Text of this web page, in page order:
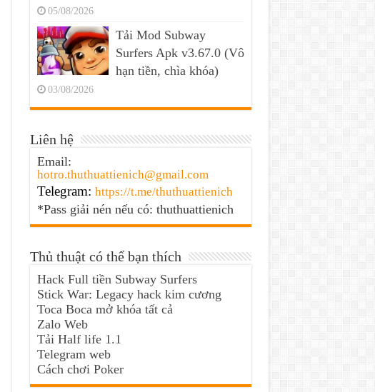
05/08/2026
Tải Mod Subway
Surfers Apk v3.67.0 (Vô
hạn tiền, chìa khóa)
03/08/2026
Liên hệ
Email:
hotro.thuthuattienich@gmail.com
Telegram: https://t.me/thuthuattienich
*Pass giải nén nếu có: thuthuattienich
Thủ thuật có thể bạn thích
Hack Full tiền Subway Surfers
Stick War: Legacy hack kim cương
Toca Boca mở khóa tất cả
Zalo Web
Tải Half life 1.1
Telegram web
Cách chơi Poker